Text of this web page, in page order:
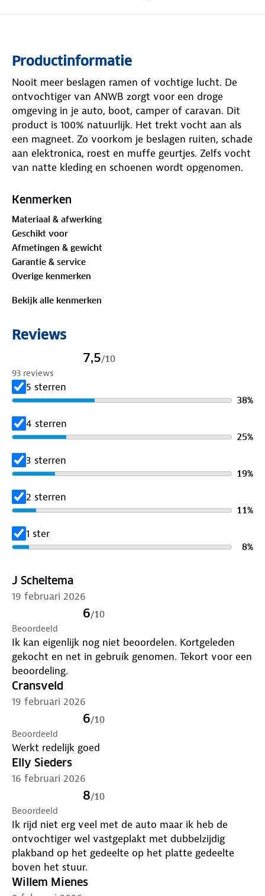
Productinformatie
Nooit meer beslagen ramen of vochtige lucht. De
ontvochtiger van ANWB zorgt voor een droge
omgeving in je auto, boot, camper of caravan. Dit
product is 100% natuurlijk. Het trekt vocht aan als
een magneet. Zo voorkom je beslagen ruiten, schade
aan elektronica, roest en muffe geurtjes. Zelfs vocht
van natte kleding en schoenen wordt opgenomen.
De ontvochtiger werkt in ruimtes van 4 tot 5 m³.
luchtvochtigheid. Hij kan tot 80% van zijn gewicht
aan vocht opnemen. Daarmee blijft hij tot vier
maanden effectief. De zak is scheurvast en
stofdicht.
Makkelijk opnieuw te gebruiken
Leg de zak in het midden van de magnetron
Zet hem 10 minuten aan op 600 watt
Laat de zak 5 minuten afkoelen.
Draai de zak om.
Zet hem opnieuw 10 minuten op 600 watt
kan nog heet zijn.
Je kunt de zak ook regenereren op de verwarming
of in de zon.
Kenmerken
Materiaal & afwerking
Geschikt voor
Afmetingen & gewicht
Garantie & service
Overige kenmerken
Bekijk alle kenmerken
Reviews
7,5/10
93 reviews
5 sterren
38%
4 sterren
25%
3 sterren
19%
2 sterren
11%
1 ster
8%
J Scheltema
19 februari 2026
6/10
Beoordeeld
Ik kan eigenlijk nog niet beoordelen. Kortgeleden
gekocht en net in gebruik genomen. Tekort voor een
beoordeling.
Cransveld
19 februari 2026
6/10
Beoordeeld
Werkt redelijk goed
Elly Sieders
16 februari 2026
8/10
Beoordeeld
Ik rijd niet erg veel met de auto maar ik heb de
ontvochtiger wel vastgeplakt met dubbelzijdig
plakband op het gedeelte op het platte gedeelte
boven het stuur.
Willem Mienes